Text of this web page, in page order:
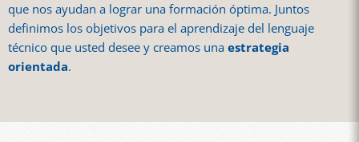
que nos ayudan a lograr una formación óptima. Juntos
definimos los objetivos para el aprendizaje del lenguaje
técnico que usted desee y creamos unaestrategia
orientada.